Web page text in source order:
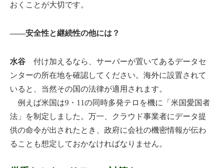
おくことが大切です。
――安全性と継続性の他には？
水谷 付け加えるなら、サーバーが置いてあるデータセ
ンターの所在地を確認してください。海外に設置されて
いると、当然その国の法律が適用されます。
例えば米国は9・11の同時多発テロを機に「米国愛国者
法」を制定しました。万一、クラウド事業者にデータ提
供の命令が出されたとき、政府に会社の機密情報が伝わ
ることも想定しておかなければなりません。